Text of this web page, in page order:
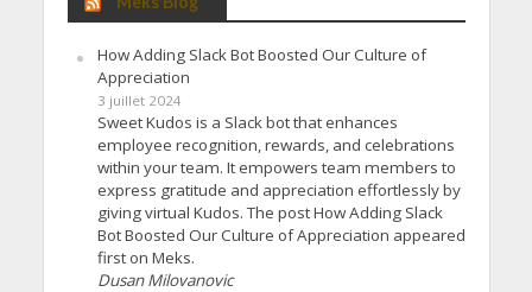
How Adding Slack Bot Boosted Our Culture of
Appreciation
3 juillet 2024
Sweet Kudos is a Slack bot that enhances
employee recognition, rewards, and celebrations
within your team. It empowers team members to
express gratitude and appreciation effortlessly by
giving virtual Kudos. The post How Adding Slack
Bot Boosted Our Culture of Appreciation appeared
first on Meks.
Dusan Milovanovic